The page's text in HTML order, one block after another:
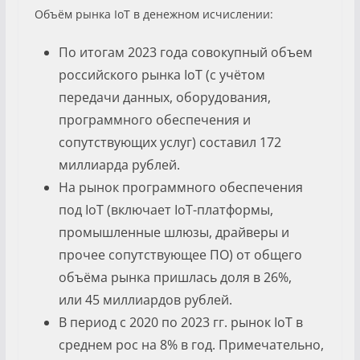
Объём рынка IoT в денежном исчислении:
По итогам 2023 года совокупный объем
российского рынка IoT (с учётом
передачи данных, оборудования,
программного обеспечения и
сопутствующих услуг) составил 172
миллиарда рублей.
На рынок программного обеспечения
под IoT (включает IoT-платформы,
промышленные шлюзы, драйверы и
прочее сопутствующее ПО) от общего
объёма рынка пришлась доля в 26%,
или 45 миллиардов рублей.
В период с 2020 по 2023 гг. рынок IoT в
среднем рос на 8% в год. Примечательно,